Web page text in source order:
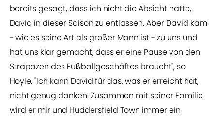
bereits gesagt, dass ich nicht die Absicht hatte,
David in dieser Saison zu entlassen. Aber David kam
- wie es seine Art als großer Mann ist - zu uns und
hat uns klar gemacht, dass er eine Pause von den
Strapazen des Fußballgeschäftes braucht", so
Hoyle. "Ich kann David für das, was er erreicht hat,
nicht genug danken. Zusammen mit seiner Familie
wird er mir und Huddersfield Town immer ein